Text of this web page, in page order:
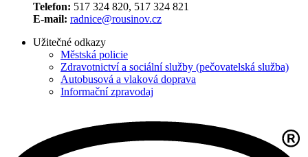
Telefon: 517 324 820, 517 324 821
E-mail: radnice@rousinov.cz
Užitečné odkazy
Městská policie
Zdravotnictví a sociální služby (pečovatelská služba)
Autobusová a vlaková doprava
Informační zpravodaj